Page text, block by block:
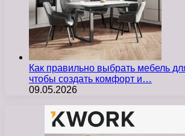
Как правильно выбрать мебель
чтобы создать комфорт и…
09.05.2026